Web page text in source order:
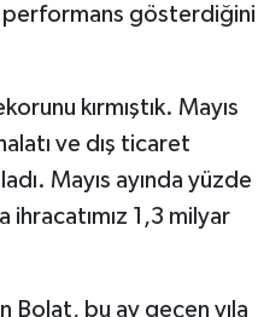
performans gösterdiğini
kırmıştık. Mayıs
ve dış ticaret
Mayıs ayında yüzde
1,3 milyar
Bolat, bu ay geçen yıla